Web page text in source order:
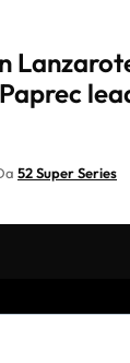
52 Super Series